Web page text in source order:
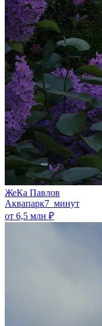
ЖеКа Павлов
Аквапарк7 минут
от 6,5 млн ₽